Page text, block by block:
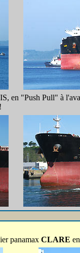
en "Push Pull" à
panamax CLARE